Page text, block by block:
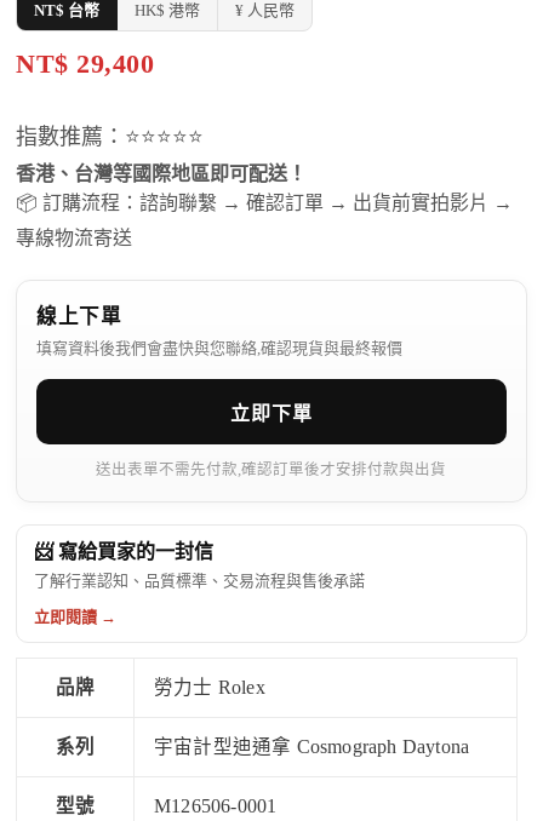
NT$ 台幣 HK$ 港幣 ¥ 人民幣
NT$ 29,400
指數推薦：⭐⭐⭐⭐⭐
香港、台灣等國際地區即可配送！
📦 訂購流程：諮詢聯繫 → 確認訂單 → 出貨前實拍影片 →
專線物流寄送
線上下單
填寫資料後我們會盡快與您聯絡,確認現貨與最終報價
立即下單
送出表單不需先付款,確認訂單後才安排付款與出貨
📨 寫給買家的一封信
了解行業認知、品質標準、交易流程與售後承諾
立即閱讀 →
品牌 勞力士 Rolex
系列 宇宙計型迪通拿 Cosmograph Daytona
型號 M126506-0001